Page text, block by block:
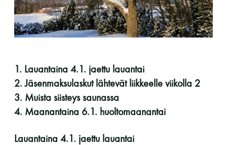
-Miesten päivät tiistai, keskiviikko,
perjantai ja lauantai
-Kuukauden ensimmäinen lauantai on on
jaettu lauantai
1. Lauantaina 4.1. jaettu lauantai
2. Jäsenmaksulaskut lähtevät liikkeelle viikolla 2
3. Muista siisteys saunassa
4. Maanantaina 6.1. huoltomaanantai
Lauantaina 4.1. jaettu lauantai